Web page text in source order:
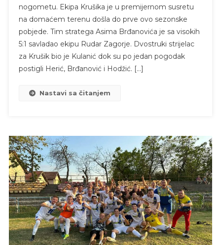
nogometu. Ekipa Krušika je u premijernom susretu
na domaćem terenu došla do prve ovo sezonske
pobjede. Tim stratega Asima Brđanovića je sa visokih
5:1 savladao ekipu Rudar Zagorje. Dvostruki strijelac
za Krušik bio je Kulanić dok su po jedan pogodak
postigli Herić, Brđanović i Hodžić. […]
Nastavi sa čitanjem